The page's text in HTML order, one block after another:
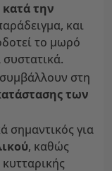
την
και
το μωρό
συμβάλλουν στη
των
σημαντικός για
, καθώς